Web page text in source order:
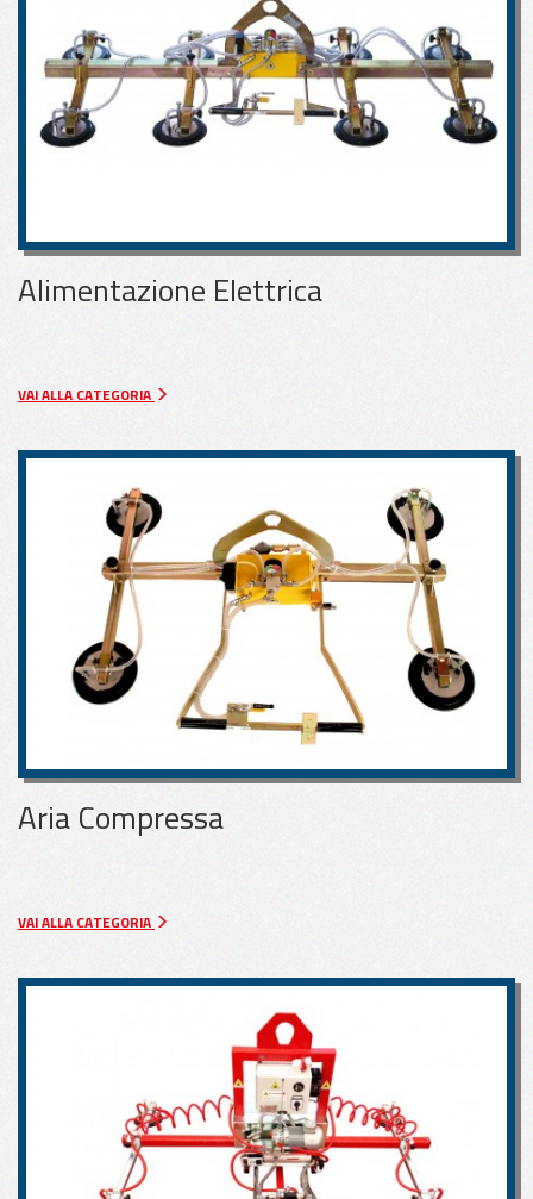
APPLICAZIONI
PER VETRO
Alimentazione Elettrica
VAI ALLA CATEGORIA
Aria Compressa
VAI ALLA CATEGORIA